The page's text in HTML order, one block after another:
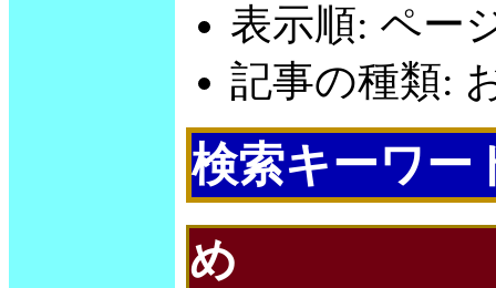
表示順: ペー
記事の種類:
検索キーワー
め